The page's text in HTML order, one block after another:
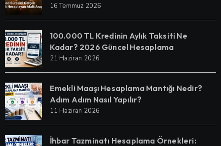
16 Temmuz 2026
100.000 TL Kredinin Aylık Taksiti Ne
Kadar? 2026 Güncel Hesaplama
21 Haziran 2026
Emekli Maaşı Hesaplama Mantığı Nedir?
Adım Adım Nasıl Yapılır?
11 Haziran 2026
İhbar Tazminatı Hesaplama Örnekleri: